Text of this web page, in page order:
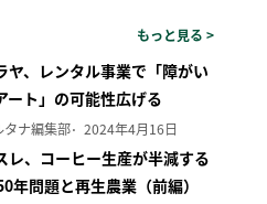
もっと見る >
ヤ、レンタル事業で「障がい
ート」の可能性広げる
タナ編集部 2024年4月16日
レ、コーヒー生産が半減する
年問題と再生農業（前編）